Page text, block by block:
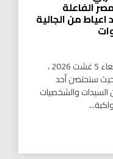
بمصر الفاعلة
من الجالية
كتب / شادياحمد ستتجه الأنظار يوم الأربعاء 5 غشت 2026 ،
ستحتضن أحد
والشخصيات